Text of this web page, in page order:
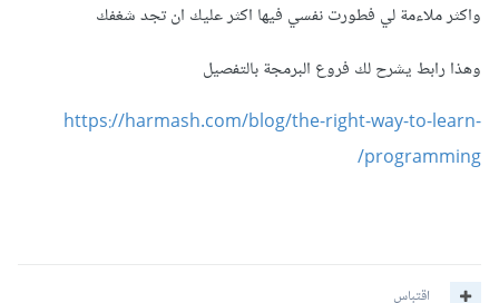
واكثر ملاءمة لي فطورت نفسي فيها اكثر عليك ان تجد شغفك
وهذا رابط يشرح لك فروع البرمجة بالتفصيل
https://harmash.com/blog/the-right-way-to-learn-
programming/
اقتباس